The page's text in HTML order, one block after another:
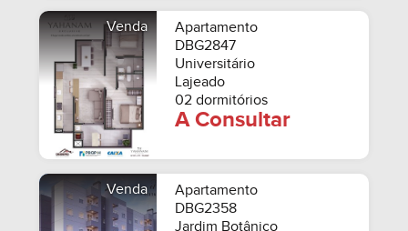
Venda
Apartamento
DBG2847
Universitário
Lajeado
02 dormitórios
A Consultar
Venda
Apartamento
DBG2358
Jardim Botânico